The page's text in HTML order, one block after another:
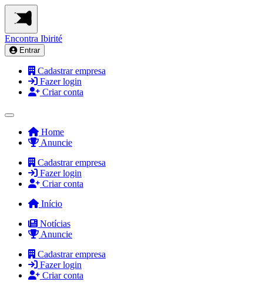
Encontra Ibirité
Entrar
Cadastrar empresa
Fazer login
Criar conta
Home
Anuncie
Cadastrar empresa
Fazer login
Criar conta
Início
Notícias
Anuncie
Cadastrar empresa
Fazer login
Criar conta